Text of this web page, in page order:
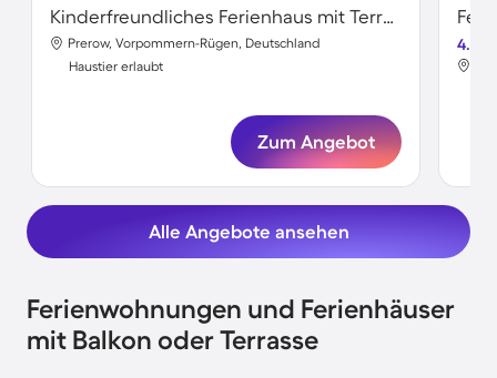
Kinderfreundliches Ferienhaus mit Terrasse | Hunde erlaubt
Prerow, Vorpommern-Rügen, Deutschland
Haustier erlaubt
Zum Angebot
4.0
Alle Angebote ansehen
Ferienwohnungen und Ferienhäuser
mit Balkon oder Terrasse